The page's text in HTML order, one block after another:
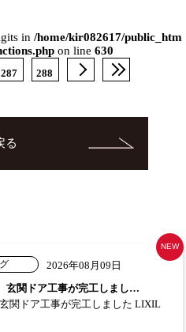
in/home/kir082617/public_htm
on line630
287 288
る
2026年08月09日
関ドア工事が完工しまし…
関ドア工事が完工しました LIXIL
NEW